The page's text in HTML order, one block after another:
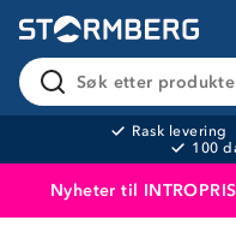
Søk etter
Rask levering
100
Nyheter til